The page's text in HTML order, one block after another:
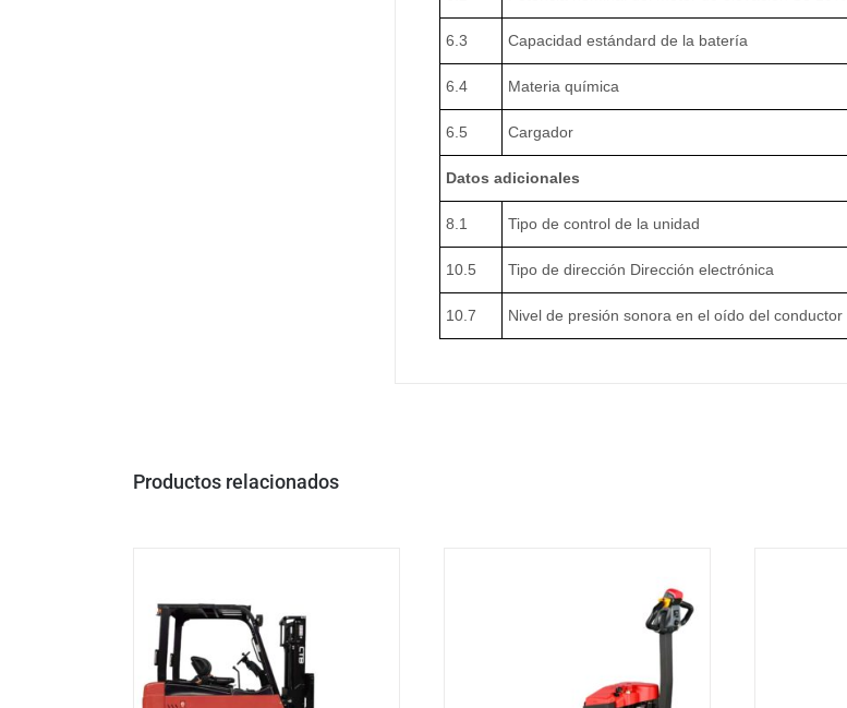
6.3 Capacidad estándard de la batería
6.4 Materia química
6.5 Cargador
Datos adicionales
8.1 Tipo de control de la unidad
10.5 Tipo de dirección Dirección electrónica
10.7 Nivel de presión sonora en el oído del conductor
Productos relacionados